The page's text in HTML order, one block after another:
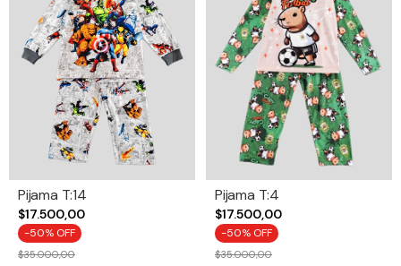
Pijama T:14
$17.500,00
-50% OFF
$35.000,00
Pijama T:4
$17.500,00
-50% OFF
$35.000,00